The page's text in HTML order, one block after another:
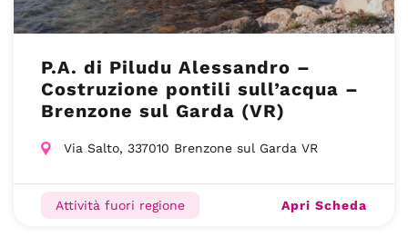
P.A. di Piludu Alessandro –
Costruzione pontili sull’acqua –
Brenzone sul Garda (VR)
Via Salto, 337010 Brenzone sul Garda VR
Attività fuori regione Apri Scheda